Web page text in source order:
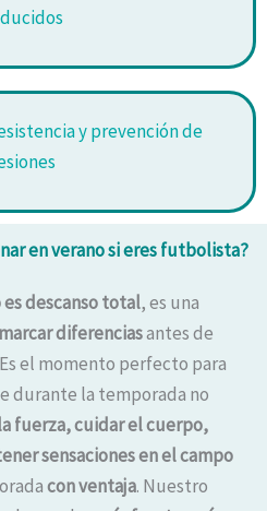
y prevención de
en verano si eres futbolista?
es descanso total, es una
marcar diferenciasantes de
el momento perfecto para
durante la temporada no
fuerza, cuidar el cuerpo,
sensaciones en el campo
con ventaja. Nuestro